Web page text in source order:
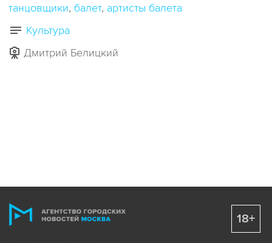
танцовщики балет артисты балета
Культура
Дмитрий Белицкий
18+